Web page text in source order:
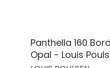
Panthella 160
Opal - Louis